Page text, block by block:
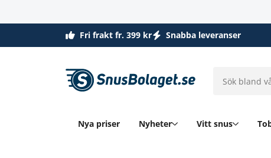
Fri frakt fr. 399 kr Snabba leveranser
Nya priser Nyheter Vitt snus